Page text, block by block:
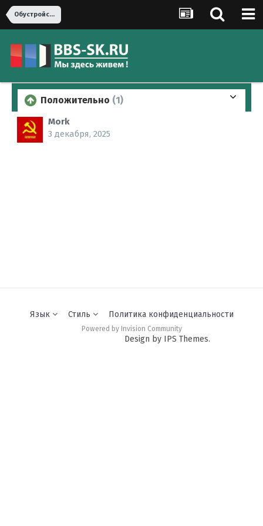
Обустройство дома
Положительно (1)
Mork
3 декабря, 2025
Язык Стиль Политика конфиденциальности
Powered by Invision Community
Design by IPS Themes.